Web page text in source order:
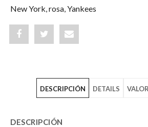
New York,rosa,Yankees
Share
Yankees
Post
York
Share
Yankees
DESCRIPCIÓN DETAILS
DESCRIPCIÓN